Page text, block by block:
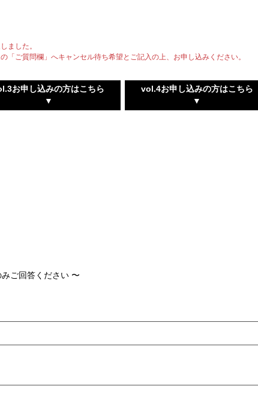
ました。
「ご質問欄」へキャンセル待ち希望とご記入の上、お申し込みください。
お申し込みの方はこちら
▼
vol.4お申し込みの方はこちら
▼
ご回答ください 〜